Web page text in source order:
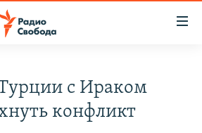
с Ираком
конфликт